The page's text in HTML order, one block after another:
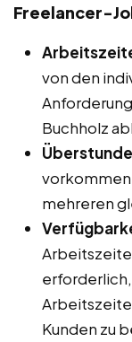
Freelancer-
von den
Buchholz
mehreren
Kunden zu